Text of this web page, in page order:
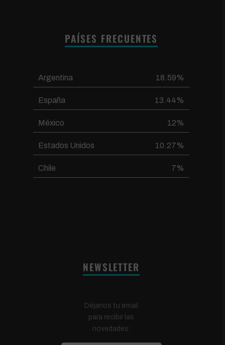
PAÍSES FRECUENTES
Argentina 18.59%
España 13.44%
México 12%
Estados Unidos 10.27%
Chile 7%
NEWSLETTER
Déjanos tu email
para recibir las
novedades: